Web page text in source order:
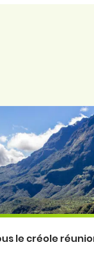
le créole